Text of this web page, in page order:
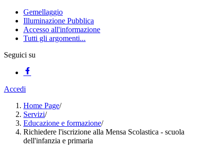
Gemellaggio
Illuminazione Pubblica
Accesso all'informazione
Tutti gli argomenti...
Seguici su
Accedi
Home Page/
Servizi/
Educazione e formazione/
Richiedere l'iscrizione alla Mensa Scolastica - scuola
dell'infanzia e primaria